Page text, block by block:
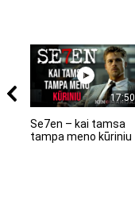
17:50
Se7en – kai tamsa
tampa meno kūriniu